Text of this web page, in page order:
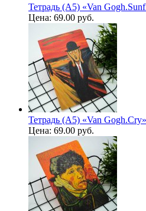
Тетрадь (A5) «Van
Цена: 69.00 руб.
Тетрадь (A5) «Van
Цена: 69.00 руб.